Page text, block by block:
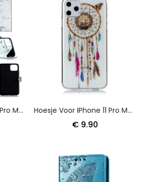
Leren Hoesje IPhone 11 Pro Max Wit Zwart Marmer Hoesje Voor IPhone 11 Pro Max Transparante Kleurrijke Dromenvanger
€ 9.90